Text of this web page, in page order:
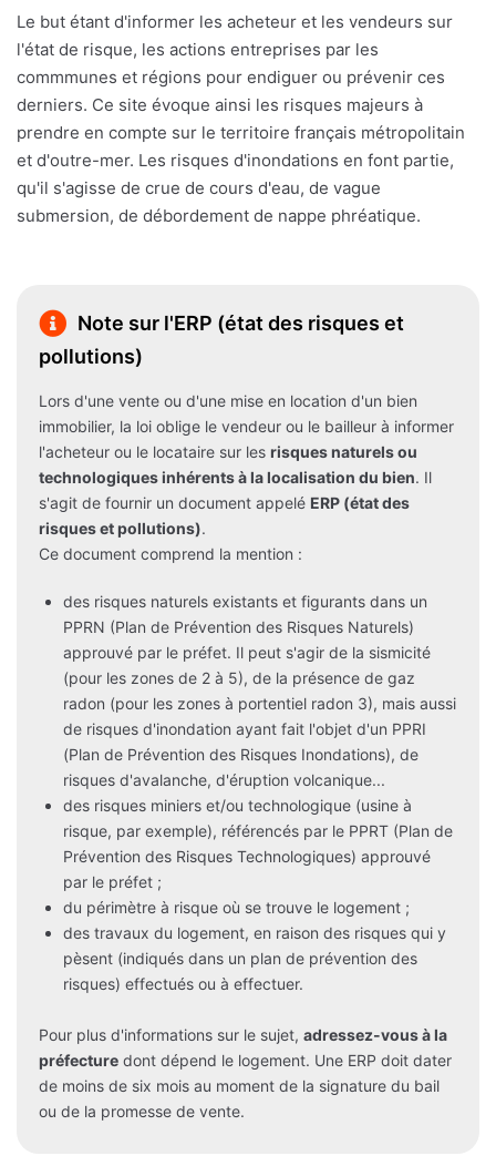
Le but étant d'informer les acheteur et les vendeurs sur
l'état de risque, les actions entreprises par les
commmunes et régions pour endiguer ou prévenir ces
derniers. Ce site évoque ainsi les risques majeurs à
prendre en compte sur le territoire français métropolitain
et d'outre-mer. Les risques d'inondations en font partie,
qu'il s'agisse de crue de cours d'eau, de vague
submersion, de débordement de nappe phréatique.
Note sur l'ERP (état des risques et
pollutions)
Lors d'une vente ou d'une mise en location d'un bien
immobilier, la loi oblige le vendeur ou le bailleur à informer
l'acheteur ou le locataire sur les risques naturels ou
technologiques inhérents à la localisation du bien. Il
s'agit de fournir un document appelé ERP (état des
risques et pollutions).
Ce document comprend la mention :
des risques naturels existants et figurants dans un
PPRN (Plan de Prévention des Risques Naturels)
approuvé par le préfet. Il peut s'agir de la sismicité
(pour les zones de 2 à 5), de la présence de gaz
radon (pour les zones à portentiel radon 3), mais aussi
de risques d'inondation ayant fait l'objet d'un PPRI
(Plan de Prévention des Risques Inondations), de
risques d'avalanche, d'éruption volcanique...
des risques miniers et/ou technologique (usine à
risque, par exemple), référencés par le PPRT (Plan de
Prévention des Risques Technologiques) approuvé
par le préfet ;
du périmètre à risque où se trouve le logement ;
des travaux du logement, en raison des risques qui y
pèsent (indiqués dans un plan de prévention des
risques) effectués ou à effectuer.
Pour plus d'informations sur le sujet, adressez-vous à la
préfecture dont dépend le logement. Une ERP doit dater
de moins de six mois au moment de la signature du bail
ou de la promesse de vente.